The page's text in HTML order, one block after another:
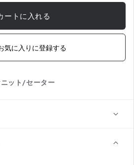
ートに入れる
気に入りに登録する
ット/セーター